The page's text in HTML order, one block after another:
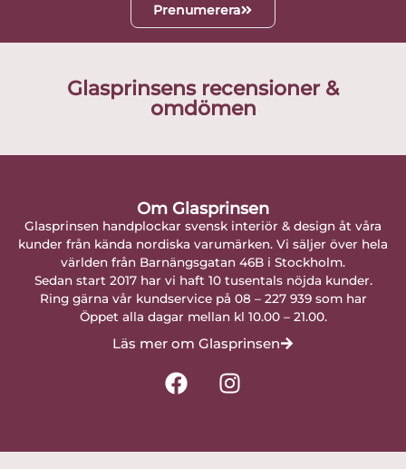
Prenumerera
Glasprinsens recensioner &
omdömen
Om Glasprinsen
Glasprinsen handplockar svensk interiör & design åt våra
kunder från kända nordiska varumärken. Vi säljer över hela
världen från Barnängsgatan 46B i Stockholm.
Sedan start 2017 har vi haft 10 tusentals nöjda kunder.
Ring gärna vår kundservice på 08 – 227 939 som har
Öppet alla dagar mellan kl 10.00 – 21.00.
Läs mer om Glasprinsen
F
a
I
n